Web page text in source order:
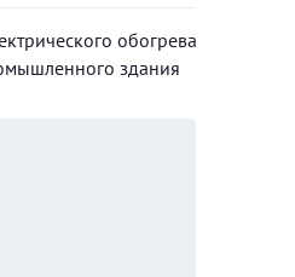
обогрева
здания